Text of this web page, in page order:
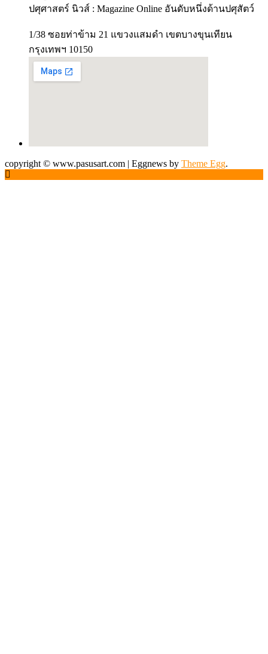
ปศุศาสตร์ นิวส์ : Magazine Online อันดับหนึ่งด้านปศุสัตว์
1/38 ซอยท่าข้าม 21 แขวงแสมดำ เขตบางขุนเทียน
กรุงเทพฯ 10150
copyright © www.pasusart.com | Eggnews by Theme Egg.